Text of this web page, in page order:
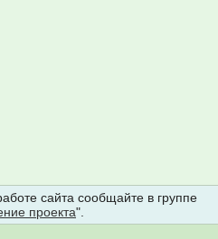
сайта сообщайте в группе
проекта".